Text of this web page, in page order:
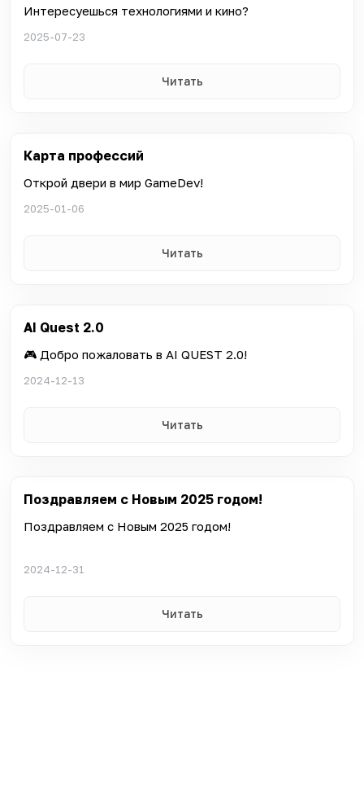
Интересуешься технологиями и кино?
2025-07-23
Читать
Карта профессий
Открой двери в мир GameDev!
2025-01-06
Читать
AI Quest 2.0
🎮 Добро пожаловать в AI QUEST 2.0!
2024-12-13
Читать
Поздравляем с Новым 2025 годом!
Поздравляем с Новым 2025 годом!
2024-12-31
Читать